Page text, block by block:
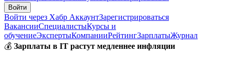
Войти
Войти через Хабр АккаунтЗарегистрироваться
ВакансииСпециалистыКурсы и
обучениеЭкспертыКомпанииРейтингЗарплатыЖурнал
💰 Зарплаты в IT растут медленнее инфляции